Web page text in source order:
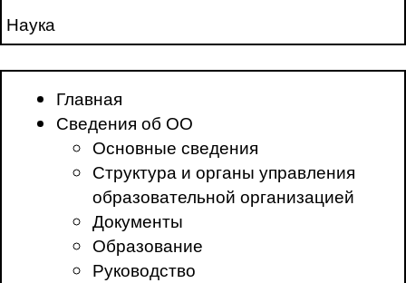
Наука
Главная
Сведения об ОО
Основные сведения
Структура и органы управления
образовательной организацией
Документы
Образование
Руководство